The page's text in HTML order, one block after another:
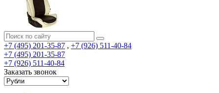
+7 (495) 201-35-87 , +7 (926) 511-40-84
+7 (495) 201-35-87
+7 (926) 511-40-84
Заказать звонок